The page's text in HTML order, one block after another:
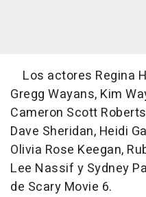
Los actores Regina
Gregg Wayans, Kim
Cameron Scott
Dave Sheridan, Heidi
Olivia Rose Keegan,
Lee Nassif y Sydney
de Scary Movie 6.